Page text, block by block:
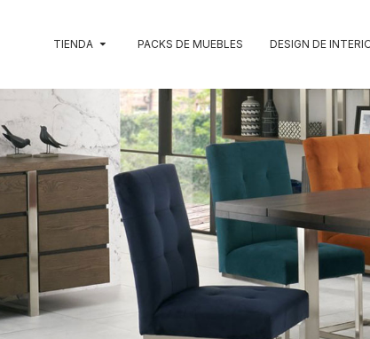
TIENDA PACKS DE MUEBLES DESIGN DE